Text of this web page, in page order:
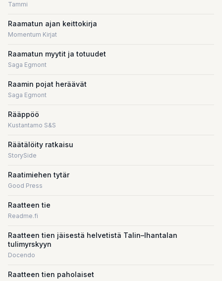
Tammi
Raamatun ajan keittokirja
Momentum Kirjat
Raamatun myytit ja totuudet
Saga Egmont
Raamin pojat heräävät
Saga Egmont
Rääppöö
Kustantamo S&S
Räätälöity ratkaisu
StorySide
Raatimiehen tytär
Good Press
Raatteen tie
Readme.fi
Raatteen tien jäisestä helvetistä Talin–Ihantalan
tulimyrskyyn
Docendo
Raatteen tien paholaiset